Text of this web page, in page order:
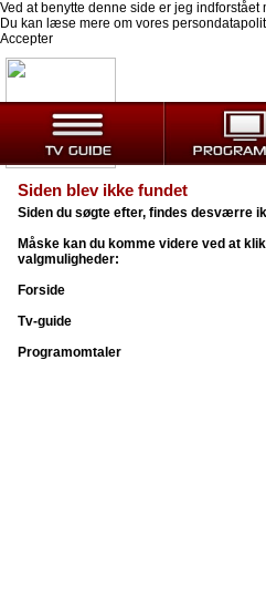
Ved at benytte denne side er jeg indforstået
Du kan læse mere om vores
Accepter
Siden blev ikke fundet
Siden du søgte efter, findes desværre
Måske kan du komme videre ved at
valgmuligheder:
Forside
Tv-guide
Programomtaler